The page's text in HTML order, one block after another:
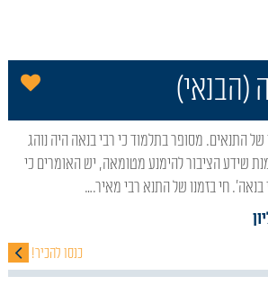
(הבנאי)
שידע הציבור להימנע מטומאה, יש האומרים כי
בנאה'. חי בזמנו של התנא רבי מאיר.…
כנסו להכיר!